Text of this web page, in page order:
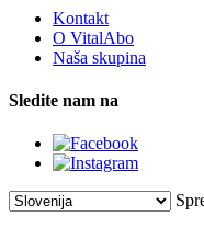
Kontakt
O VitalAbo
Naša skupina
Sledite nam na